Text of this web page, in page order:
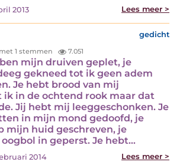
2013 Lees meer >
gedicht
1 stemmen 7.051
mijn druiven geplet, je
gekneed tot ik geen adem
Je hebt brood van mij
ik in de ochtend rook maar dat
Jij hebt mij leeggeschonken. Je
in mijn mond gedoofd, je
mijn huid geschreven, je
in geperst. Je hebt…
2014 Lees meer >